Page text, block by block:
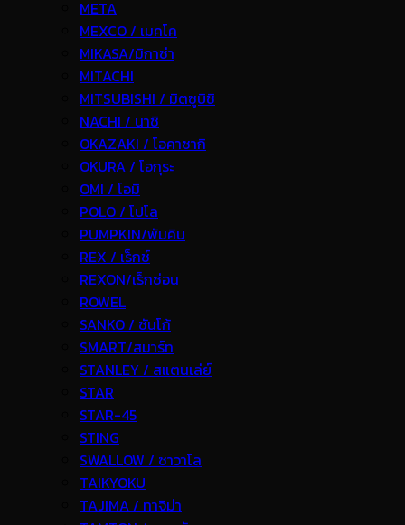
META
MEXCO / เมคโค
MIKASA/มิกาซ่า
MITACHI
MITSUBISHI / มิตซูบิชิ
NACHI / นาชิ
OKAZAKI / โอคาซากิ
OKURA / โอกุระ
OMI / โอมิ
POLO / โปโล
PUMPKIN/พัมคิน
REX / เร็กช์
REXON/เร็กซ่อน
ROWEL
SANKO / ซันโก้
SMART/สมาร์ท
STANLEY / สแตนเล่ย์
STAR
STAR-45
STING
SWALLOW / ซาวาโล
TAIKYOKU
TAJIMA / ทาจิม่า